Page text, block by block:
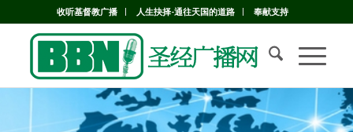
收听基督教广播 人生抉择-通往天国的道路 奉献支持